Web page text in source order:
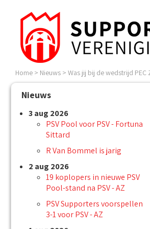
Home > Nieuws > Was jij bij de wedstrijd PEC
Nieuws
3 aug 2026
PSV Pool voor PSV - Fortuna
Sittard
R Van Bommel is jarig
2 aug 2026
19 koplopers in nieuwe PSV
Pool-stand na PSV - AZ
PSV Supporters voorspellen
3-1 voor PSV - AZ